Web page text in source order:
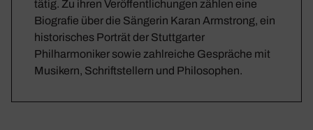
tätig. Zu ihren Veröffentlichungen zählen eine
Biografie über die Sängerin Karan Armstrong, ein
historisches Porträt der Stuttgarter
Philharmoniker sowie zahlreiche Gespräche mit
Musikern, Schriftstellern und Philosophen.